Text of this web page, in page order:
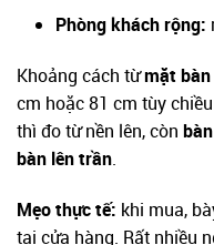
Phòng khách rộng:
Khoảng cách từmặt
cm hoặc 81 cm tùy
thì đo từ nền lên, còn
bàn lên trần.
Mẹo thực tế: khi mua,
tại cửa hàng. Rất nhiều